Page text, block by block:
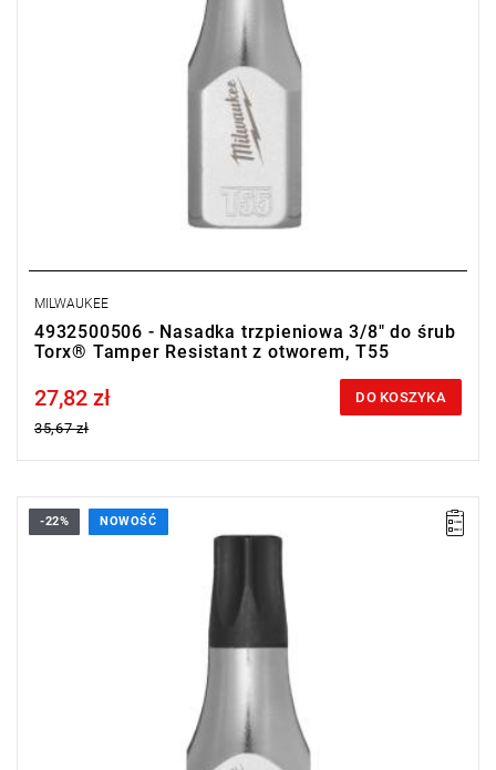
MILWAUKEE
4932500506 - Nasadka trzpieniowa 3/8" do śrub
Torx® Tamper Resistant z otworem, T55
Price tax included
27,82 zł
35,67 zł
DO KOSZYKA
-22% NOWOŚĆ